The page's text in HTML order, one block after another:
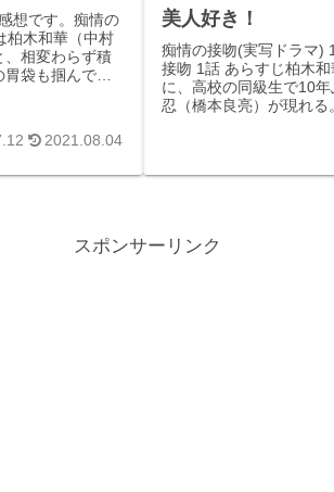
想です。痴情の
柏木和華（中村
、相変わらず積
袋も掴んでい
2021.08.04
美人好き！
痴情の接吻(実写ドラマ)
接吻 1話 あらすじ柏木
に、高校の同級生で10
忍（橋本良亮）が現れる
スポンサーリンク